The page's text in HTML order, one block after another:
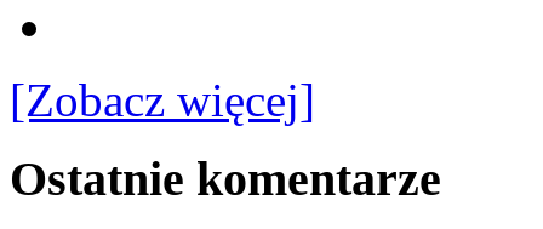
[Zobacz więcej]
Ostatnie komentarze